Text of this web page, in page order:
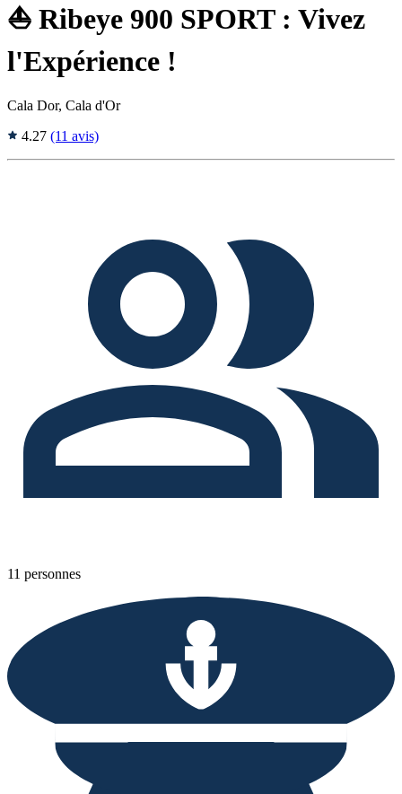
⛵ Ribeye 900 SPORT : Vivez
l'Expérience !
Cala Dor, Cala d'Or
4.27 (11 avis)
11 personnes